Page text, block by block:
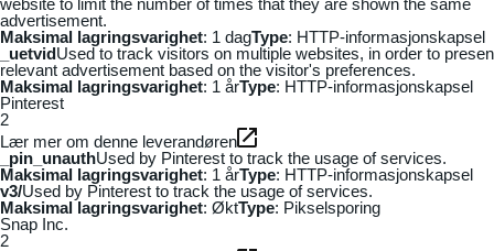
advertisement.
Maksimal lagringsvarighet: 1 dagType: HTTP-informasjonskapsel
_uetvidUsed to track visitors on multiple websites, in order to
relevant advertisement based on the visitor's preferences.
Maksimal lagringsvarighet: 1 årType: HTTP-informasjonskapsel
Pinterest
2
Lær mer om denne leverandøren
_pin_unauthUsed by Pinterest to track the usage of services.
Maksimal lagringsvarighet: 1 årType: HTTP-informasjonskapsel
v3/Used by Pinterest to track the usage of services.
Maksimal lagringsvarighet: ØktType: Pikselsporing
Snap Inc.
2